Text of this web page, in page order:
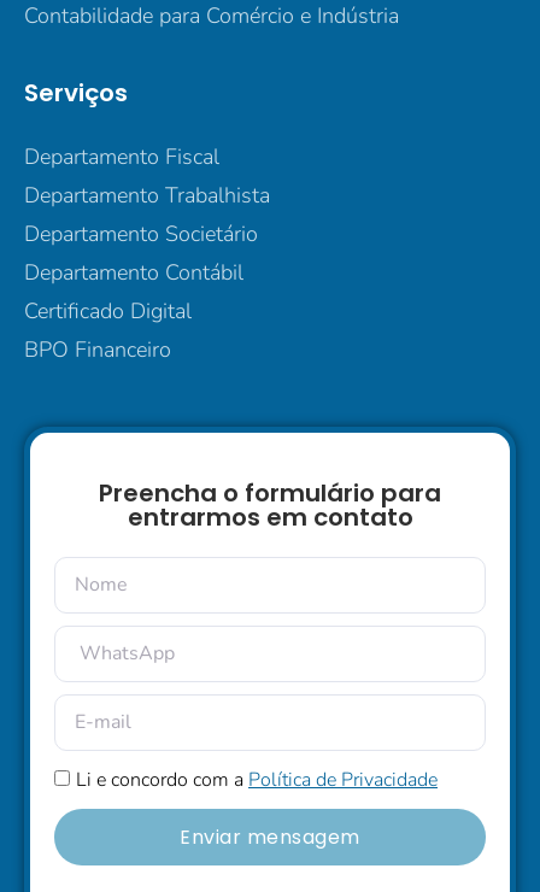
Contabilidade para Comércio e Indústria
Serviços
Departamento Fiscal
Departamento Trabalhista
Departamento Societário
Departamento Contábil
Certificado Digital
BPO Financeiro
Preencha o formulário para
entrarmos em contato
Li e concordo com a Política de Privacidade
Enviar mensagem